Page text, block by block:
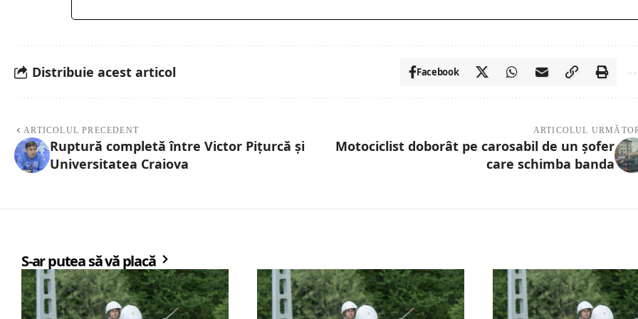
Distribuie acest articol Facebook
ARTICOLUL PRECEDENT
Ruptură completă între Victor Pițurcă și
Universitatea Craiova
ARTICOLUL
Motociclist doborât pe carosabil de un șofer
care schimba banda
S-ar putea să vă placă